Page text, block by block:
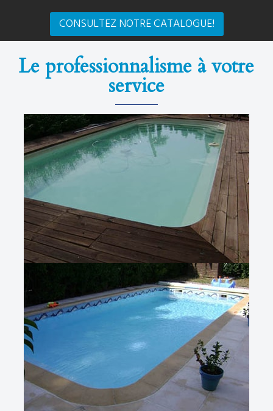
CONSULTEZ NOTRE CATALOGUE!
Le professionnalisme à votre
service